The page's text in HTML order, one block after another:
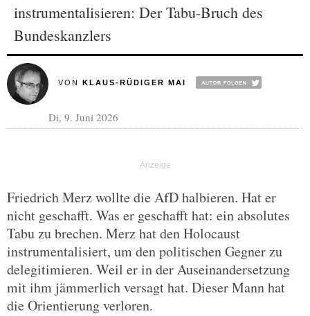
instrumentalisieren: Der Tabu-Bruch des
Bundeskanzlers
VON KLAUS-RÜDIGER MAI
Di, 9. Juni 2026
Friedrich Merz wollte die AfD halbieren. Hat er
nicht geschafft. Was er geschafft hat: ein absolutes
Tabu zu brechen. Merz hat den Holocaust
instrumentalisiert, um den politischen Gegner zu
delegitimieren. Weil er in der Auseinandersetzung
mit ihm jämmerlich versagt hat. Dieser Mann hat
die Orientierung verloren.